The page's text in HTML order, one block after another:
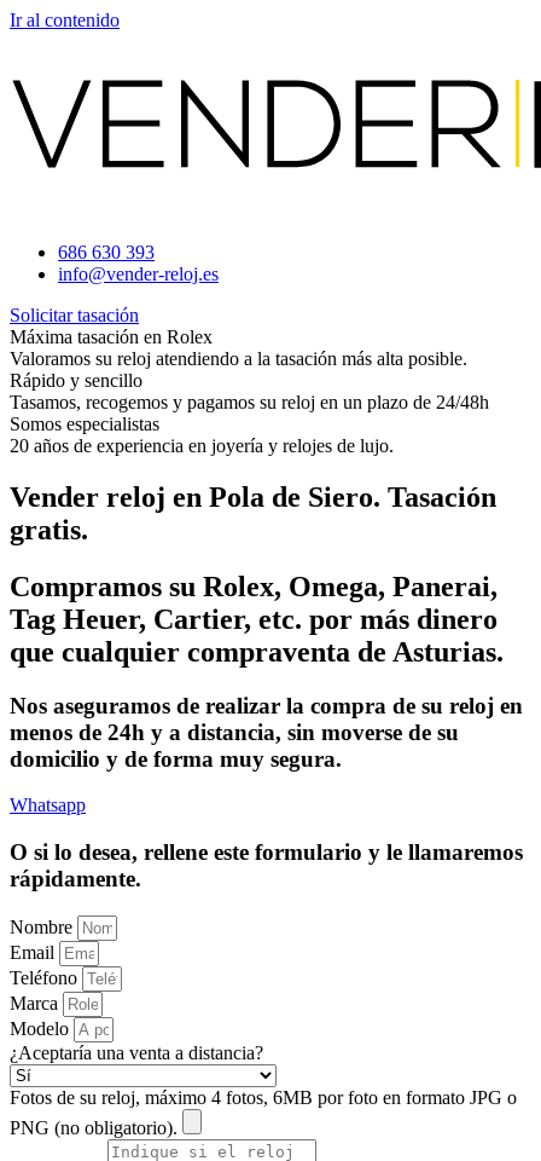
Ir al contenido
686 630 393
info@vender-reloj.es
Solicitar tasación
Máxima tasación en Rolex
Valoramos su reloj atendiendo a la tasación más alta posible.
Rápido y sencillo
Tasamos, recogemos y pagamos su reloj en un plazo de 24/48h
Somos especialistas
20 años de experiencia en joyería y relojes de lujo.
Vender reloj en Pola de Siero. Tasación
gratis.
Compramos su Rolex, Omega, Panerai,
Tag Heuer, Cartier, etc. por más dinero
que cualquier compraventa de Asturias.
Nos aseguramos de realizar la compra de su reloj en
menos de 24h y a distancia, sin moverse de su
domicilio y de forma muy segura.
Whatsapp
O si lo desea, rellene este formulario y le llamaremos
rápidamente.
Nombre
Email
Teléfono
Marca
Modelo
¿Aceptaría una venta a distancia?
Fotos de su reloj, máximo 4 fotos, 6MB por foto en formato JPG o
PNG (no obligatorio).